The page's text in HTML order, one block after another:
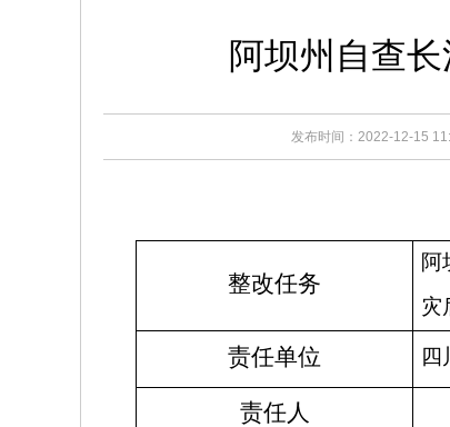
阿坝州自查
发布时间：2022-12-15
整改任务
阿
灾
责任单位 四
责任人